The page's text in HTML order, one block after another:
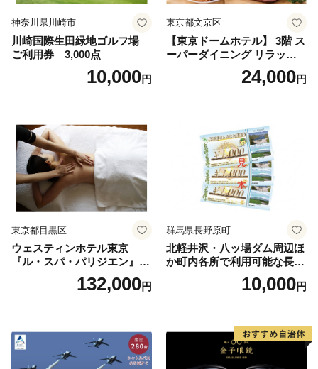
神奈川県川崎市
川崎国際生田緑地ゴルフ場
ご利用券 3,000点
10,000円
東京都文京区
【東京ドームホテル】 3階 ス
ーパーダイニング リラッサ
ランチブッフェ お食事券 大
人1名様分 関東 東京 ご利用
24,000円
東京都目黒区
ウェスティンホテル東京
『ル・スパ・パリジエン』選
べるボディセラピー90分/1名
132,000円
群馬県長野原町
北軽井沢・八ッ場ダム周辺ほ
か町内各所で利用可能な長野
原町ふるさと感謝券（3,000
円分）【トラベル 観光 旅行
10,000円